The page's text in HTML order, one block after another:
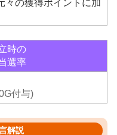
々の獲得ポイントに加
時の
選率
付与)
解説